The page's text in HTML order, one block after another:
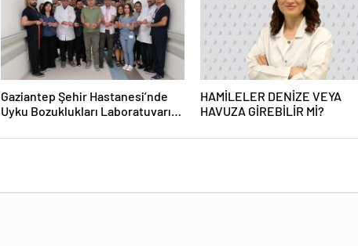
Gaziantep Şehir Hastanesi’nde
Uyku Bozuklukları Laboratuvarı
HAMİLELER DENİZE VEYA
HAVUZA GİREBİLİR Mİ?